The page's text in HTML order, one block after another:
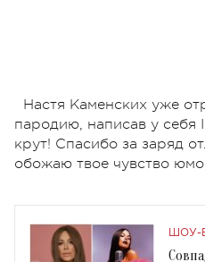
Настя Каменских уже
пародию, написав у себя
крут! Спасибо за заряд
обожаю твое чувство
ШОУ-